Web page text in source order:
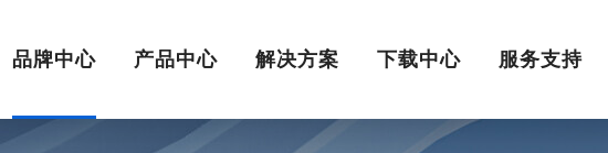
品牌中心 产品中心 解决方案 下载中心 服务支持